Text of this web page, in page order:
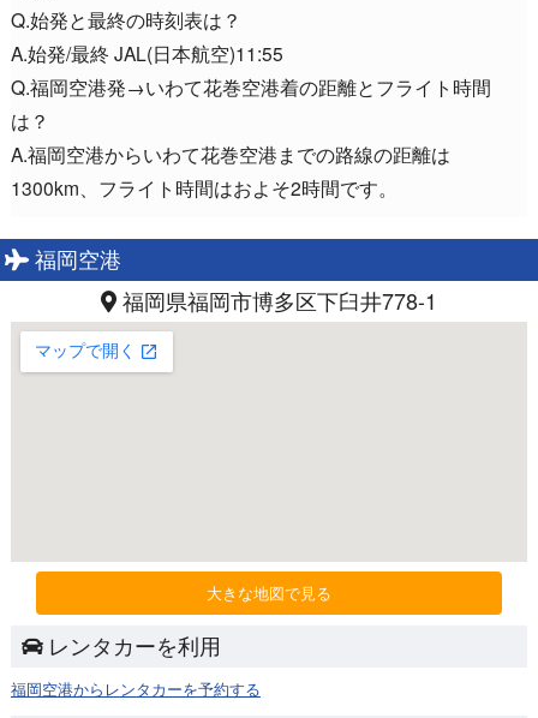
Q.始発と最終の時刻表は？
A.始発/最終 JAL(日本航空)11:55
Q.福岡空港発→いわて花巻空港着の距離とフライト時間
は？
A.福岡空港からいわて花巻空港までの路線の距離は
1300km、フライト時間はおよそ2時間です。
福岡空港
福岡県福岡市博多区下臼井778-1
大きな地図で見る
レンタカーを利用
福岡空港からレンタカーを予約する